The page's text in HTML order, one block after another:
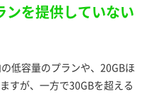
ンを提供していない
低容量のプランや、20GBほ
すが、一方で30GBを超える